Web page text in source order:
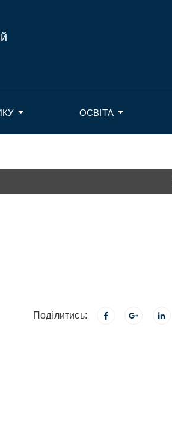
ОСВІТА
Поділитись: